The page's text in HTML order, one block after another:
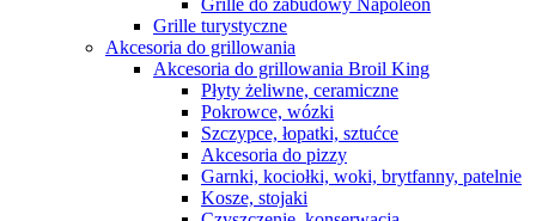
Grille do zabudowy Napoleon
Grille turystyczne
Akcesoria do grillowania
Akcesoria do grillowania Broil King
Płyty żeliwne, ceramiczne
Pokrowce, wózki
Szczypce, łopatki, sztućce
Akcesoria do pizzy
Garnki, kociołki, woki, brytfanny, patelnie
Kosze, stojaki